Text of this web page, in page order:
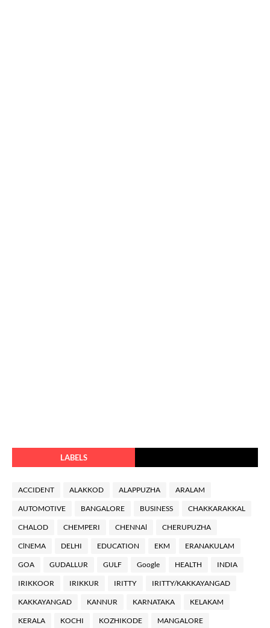
LABELS
ACCIDENT ALAKKOD ALAPPUZHA ARALAM
AUTOMOTIVE BANGALORE BUSINESS CHAKKARAKKAL
CHALOD CHEMPERI CHENNAl CHERUPUZHA
ClNEMA DELHI EDUCATION EKM ERANAKULAM
GOA GUDALLUR GULF Google HEALTH INDIA
IRIKKOOR IRIKKUR IRITTY IRITTY/KAKKAYANGAD
KAKKAYANGAD KANNUR KARNATAKA KELAKAM
KERALA KOCHI KOZHIKODE MANGALORE